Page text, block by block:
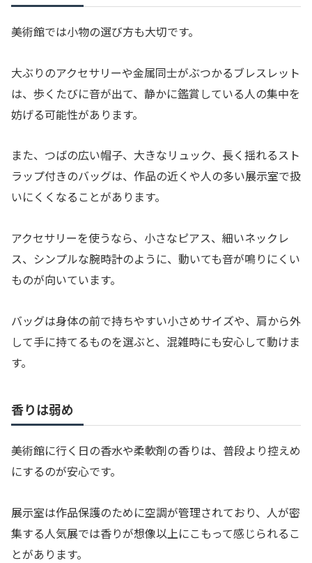
美術館では小物の選び方も大切です。
大ぶりのアクセサリーや金属同士がぶつかるブレスレット
は、歩くたびに音が出て、静かに鑑賞している人の集中を
妨げる可能性があります。
また、つばの広い帽子、大きなリュック、長く揺れるスト
ラップ付きのバッグは、作品の近くや人の多い展示室で扱
いにくくなることがあります。
アクセサリーを使うなら、小さなピアス、細いネックレ
ス、シンプルな腕時計のように、動いても音が鳴りにくい
ものが向いています。
バッグは身体の前で持ちやすい小さめサイズや、肩から外
して手に持てるものを選ぶと、混雑時にも安心して動けま
す。
香りは弱め
美術館に行く日の香水や柔軟剤の香りは、普段より控えめ
にするのが安心です。
展示室は作品保護のために空調が管理されており、人が密
集する人気展では香りが想像以上にこもって感じられるこ
とがあります。